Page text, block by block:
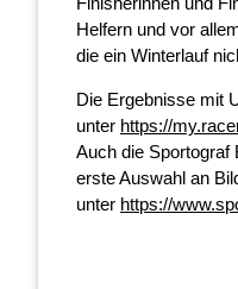
Helfern und vor
die ein Winterlauf
Die Ergebnisse mit
unter https://
Auch die Sportograf
erste Auswahl an
unter https://